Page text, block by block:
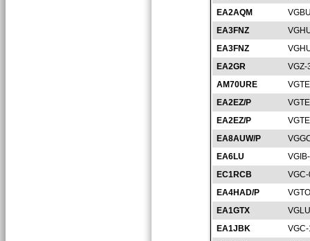
EA2AQM
EA3FNZ
EA3FNZ
EA2GR
VGZ-
AM70URE
EA2EZ/P
EA2EZ/P
EA8AUW/P
EA6LU
EC1RCB
EA4HAD/P
EA1GTX
EA1JBK